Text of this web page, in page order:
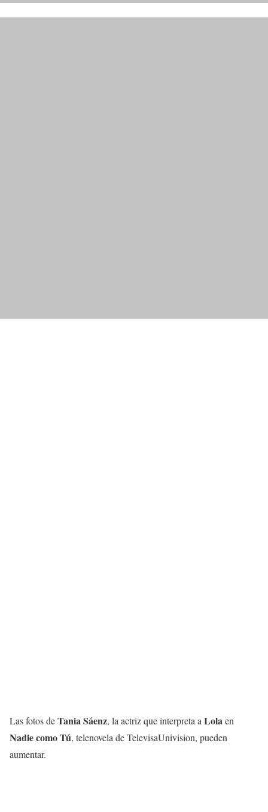
Las fotos deTania Sáenz, la actriz que interpreta a Lolaen
Nadie como Tú, telenovela de TelevisaUnivision, pueden
aumentar.